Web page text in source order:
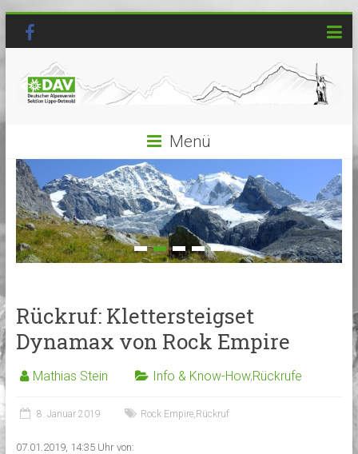
Menü
Rückruf: Klettersteigset
Dynamax von Rock Empire
Mathias Stein Info & Know-How,Rückrufe
8. Januar 2019 Rock Empire, Rückruf
07.01.2019, 14:35 Uhr von: